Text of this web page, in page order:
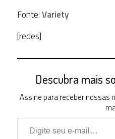
Fonte:Variety
[redes]
Descubra mais
Assine para receber nossas
Digite seu e-mail…